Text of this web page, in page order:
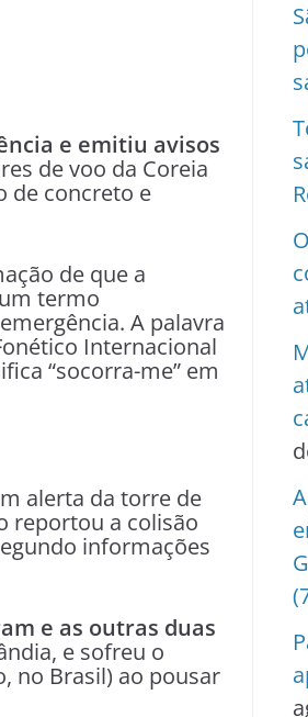
e emitiu avisos
de voo da Coreia
de concreto e
de que a
termo
A palavra
Internacional
“socorra-me” em
alerta da torre de
reportou a colisão
informações
e as outras duas
e sofreu o
no Brasil) ao pousar